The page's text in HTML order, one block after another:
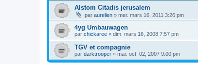
Alstom Citadis jerusalem
par aurelien » mer. mars 16, 2011 3:26 pm
4yg Umbauwagen
par chickaree » dim. mars 16, 2008 7:57 pm
TGV et compagnie
par darktrooper » mar. oct. 02, 2007 9:00 pm